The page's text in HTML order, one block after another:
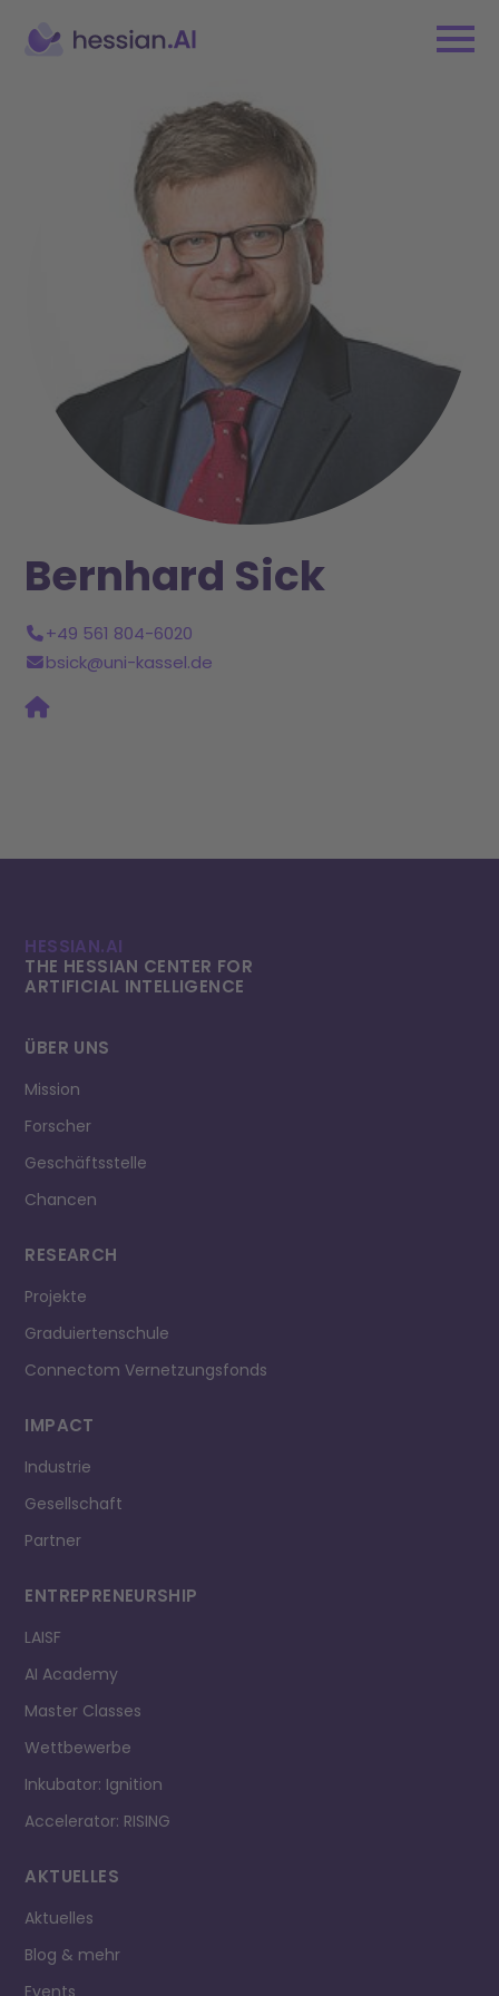
Bernhard Sick
+49 561 804-6020
bsick@uni-kassel.de
HESSIAN.AI
THE HESSIAN CENTER FOR
ARTIFICIAL INTELLI­GENCE
ÜBER UNS
Mission
Forscher
Geschäftsstelle
Chancen
RESEARCH
Projekte
Graduiertenschule
Connectom Vernetzungsfonds
IMPACT
Industrie
Gesellschaft
Partner
ENTREPRE­NEURSHIP
LAISF
AI Academy
Master Classes
Wettbewerbe
Inkubator: Ignition
Accelerator: RISING
AKTUELLES
Aktuelles
Blog & mehr
Events